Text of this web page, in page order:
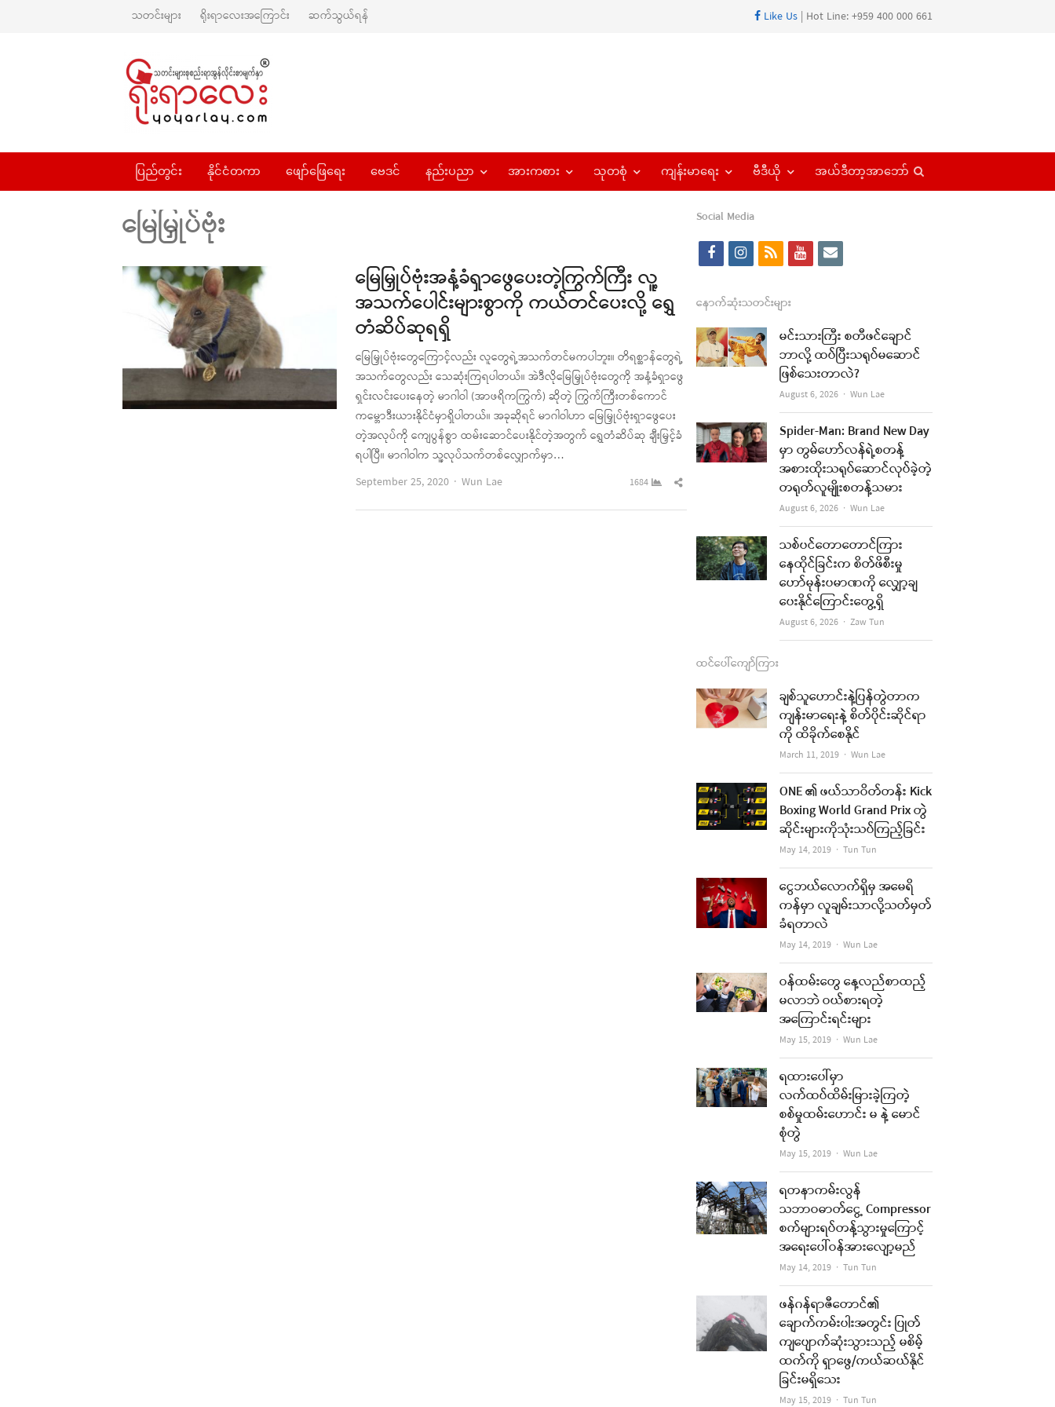
သတင်းများ ရိုးရာလေးအကြောင်း ဆက်သွယ်ရန် Like Us | Hot Line: +959 400 000 661
ပြည်တွင်း နိုင်ငံတကာ ဖျော်ဖြေရေး ဗေဒင် နည်းပညာ အားကစား သုတစုံ ကျန်းမာရေး ဗီဒီယို အယ်ဒီတာ့အာဘော်
မြေမြှုပ်ဗုံး
မြေမြှုပ်ဗုံးအနံ့ခံရှာဖွေပေးတဲ့ကြွက်ကြီး လူ့
အသက်ပေါင်းများစွာကို ကယ်တင်ပေးလို့ ရွှေ
တံဆိပ်ဆုရရှိ
မြေမြှုပ်ဗုံးတွေကြောင့်လည်း လူတွေရဲ့အသက်တင်မကပါဘူး။ တိရစ္ဆာန်တွေရဲ့
အသက်တွေလည်း သေဆုံးကြရပါတယ်။ အဲဒီလိုမြေမြှုပ်ဗုံးတွေကို အနံ့ခံရှာဖွေ
ရှင်းလင်းပေးနေတဲ့ မာဂါဝါ (အာဖရိကကြွက်) ဆိုတဲ့ ကြွက်ကြီးတစ်ကောင်
ကမ္ဘောဒီးယားနိုင်ငံမှာရှိပါတယ်။ အခုဆိုရင် မာဂါဝါဟာ မြေမြှုပ်ဗုံးရှာဖွေပေး
တဲ့အလုပ်ကို ကျေပွန်စွာ ထမ်းဆောင်ပေးနိုင်တဲ့အတွက် ရွှေတံဆိပ်ဆု ချီးမြှင့်ခံ
ရပါပြီ။ မာဂါဝါက သူ့လုပ်သက်တစ်လျှောက်မှာ…
September 25, 2020
Author
Wun Lae 1684
Share
post
Social Media
f
c
e
b
k
i
s
t
a
a
m
r
s
y
t
u
b
e
e
i
l
နောက်ဆုံးသတင်းများ
မင်းသားကြီး စတီဖင်ချောင်
ဘာလို့ ထပ်ပြီးသရုပ်မဆောင်
ဖြစ်သေးတာလဲ?
August 6, 2026 Author
Wun Lae
Spider-Man: Brand New Day
မှာ တွမ်ဟော်လန်ရဲ့စတန့်
အစားထိုးသရုပ်ဆောင်လုပ်ခဲ့တဲ့
တရုတ်လူမျိုးစတန့်သမား
August 6, 2026 Author
Wun Lae
သစ်ပင်တောတောင်ကြား
နေထိုင်ခြင်းက စိတ်ဖိစီးမှု
ဟော်မုန်းပမာဏကို လျှော့ချ
ပေးနိုင်ကြောင်းတွေ့ရှိ
August 6, 2026 Author
Zaw Tun
ထင်ပေါ်ကျော်ကြား
ချစ်သူဟောင်းနဲ့ပြန်တွဲတာက
ကျန်းမာရေးနဲ့ စိတ်ပိုင်းဆိုင်ရာ
ကို ထိခိုက်စေနိုင်
March 11, 2019 Author
Wun Lae
ONE ၏ ဖယ်သာဝိတ်တန်း Kick
Boxing World Grand Prix တွဲ
ဆိုင်းများကိုသုံးသပ်ကြည့်ခြင်း
May 14, 2019 Author
Tun Tun
ငွေဘယ်လောက်ရှိမှ အမေရိ
ကန်မှာ လူချမ်းသာလို့သတ်မှတ်
ခံရတာလဲ
May 14, 2019 Author
Wun Lae
ဝန်ထမ်းတွေ နေ့လည်စာထည့်
မလာဘဲ ဝယ်စားရတဲ့
အကြောင်းရင်းများ
May 15, 2019 Author
Wun Lae
ရထားပေါ်မှာ
လက်ထပ်ထိမ်းမြားခဲ့ကြတဲ့
စစ်မှုထမ်းဟောင်း မ နဲ့ မောင်
စုံတွဲ
May 15, 2019 Author
Wun Lae
ရတနာကမ်းလွန်
သဘာဝဓာတ်ငွေ့ Compressor
စက်များရပ်တန့်သွားမှုကြောင့်
အရေးပေါ်ဝန်အားလျော့မည်
May 14, 2019 Author
Tun Tun
ဖန်ဂန်ရာဇီတောင်၏
ချောက်ကမ်းပါးအတွင်း ပြုတ်
ကျပျောက်ဆုံးသွားသည့် မစိမ့်
ထက်ကို ရှာဖွေ/ကယ်ဆယ်နိုင်
ခြင်းမရှိသေး
May 15, 2019 Author
Tun Tun